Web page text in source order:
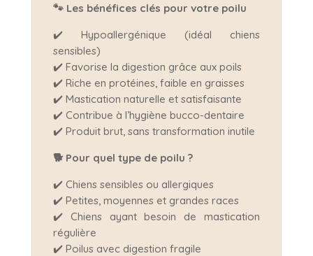
🐾Les bénéfices clés pour votre poilu
✔️ Hypoallergénique (idéal chiens
sensibles)
✔️ Favorise la digestion grâce aux poils
✔️ Riche en protéines, faible en graisses
✔️ Mastication naturelle et satisfaisante
✔️ Contribue à l’hygiène bucco-dentaire
✔️ Produit brut, sans transformation inutile
🐕Pour quel type de poilu ?
✔️ Chiens sensibles ou allergiques
✔️ Petites, moyennes et grandes races
✔️ Chiens ayant besoin de mastication
régulière
✔️ Poilus avec digestion fragile